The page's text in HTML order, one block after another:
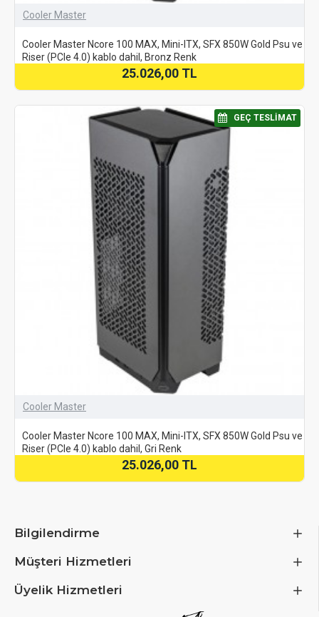
Cooler Master
Cooler Master Ncore 100 MAX, Mini-ITX, SFX 850W Gold Psu ve
Riser (PCIe 4.0) kablo dahil, Bronz Renk
25.026,00 TL
⠀GEÇ TESLIMAT
Cooler Master
Cooler Master Ncore 100 MAX, Mini-ITX, SFX 850W Gold Psu ve
Riser (PCIe 4.0) kablo dahil, Gri Renk
25.026,00 TL
Bilgilendirme
Müşteri Hizmetleri
Üyelik Hizmetleri